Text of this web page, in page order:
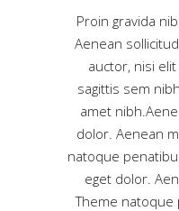
Proin gravida
Aenean
auctor, nisi
sagittis sem
amet
dolor. Aenean
natoque
eget dolor.
Theme natoque